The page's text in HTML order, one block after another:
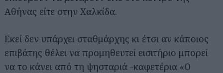
Αθήνας είτε στην Χαλκίδα.
Εκεί δεν υπάρχει σταθμάρχης κι έτσι αν κάποιος
επιβάτης θέλει να προμηθευτεί εισιτήριο μπορεί
να το κάνει από τη ψησταριά -καφετέρια «Ο